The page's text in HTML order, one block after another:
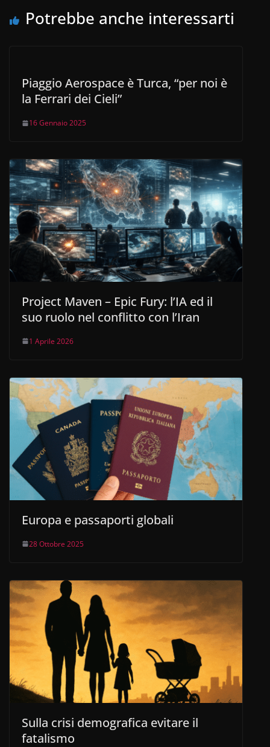
Potrebbe anche interessarti
Piaggio Aerospace è Turca, “per noi è
la Ferrari dei Cieli”
16 Gennaio 2025
Project Maven – Epic Fury: l’IA ed il
suo ruolo nel conflitto con l’Iran
1 Aprile 2026
Europa e passaporti globali
28 Ottobre 2025
Sulla crisi demografica evitare il
fatalismo